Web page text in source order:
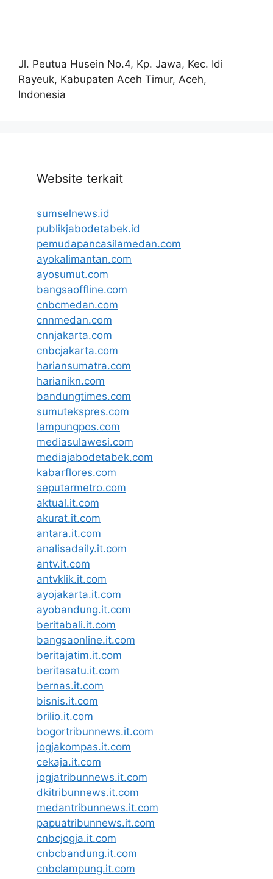
Jl. Peutua Husein No.4, Kp. Jawa, Kec. Idi
Rayeuk, Kabupaten Aceh Timur, Aceh,
Indonesia
Website terkait
sumselnews.id
publikjabodetabek.id
pemudapancasilamedan.com
ayokalimantan.com
ayosumut.com
bangsaoffline.com
cnbcmedan.com
cnnmedan.com
cnnjakarta.com
cnbcjakarta.com
hariansumatra.com
harianikn.com
bandungtimes.com
sumutekspres.com
lampungpos.com
mediasulawesi.com
mediajabodetabek.com
kabarflores.com
seputarmetro.com
aktual.it.com
akurat.it.com
antara.it.com
analisadaily.it.com
antv.it.com
antvklik.it.com
ayojakarta.it.com
ayobandung.it.com
beritabali.it.com
bangsaonline.it.com
beritajatim.it.com
beritasatu.it.com
bernas.it.com
bisnis.it.com
brilio.it.com
bogortribunnews.it.com
jogjakompas.it.com
cekaja.it.com
jogjatribunnews.it.com
dkitribunnews.it.com
medantribunnews.it.com
papuatribunnews.it.com
cnbcjogja.it.com
cnbcbandung.it.com
cnbclampung.it.com